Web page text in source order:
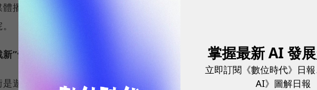
體播放能力，支援1018P高畫質影音播放與HDMI輸出，可搖身一變成為
新”體”驗 華碩Wavi Xtion全球唯一電腦專用體感遙控多媒體中心
遊戲領域最夯的技術，而華碩更率先結合體感遙控與無線多媒體傳輸技
掌握最新 AI 發
立即訂閱《數位時代》日
AI》圖解日報